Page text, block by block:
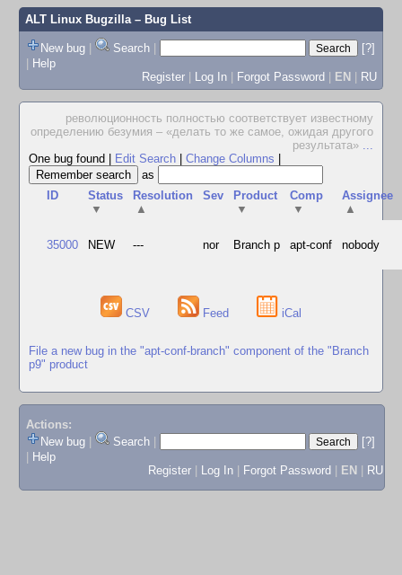
ALT Linux Bugzilla– Bug List
New bug | Search |
[?]
| Help
Register | Log In | Forgot Password | EN | RU
революционность полностью соответствует известному
определению безумия – «делать то же самое, ожидая другого
результата» ...
One bug found
Edit Search Change Columns
as
ID
Status
▼
Resolution
▲
Sev
Product
▼
Comp
▼
Assignee
▲
35000 NEW --- nor Branch p apt-conf nobody
CSV Feed iCal
File a new bug in the "apt-conf-branch" component of the "Branch
p9" product
Actions:
New bug
Search
[?]
Help
Register
Log In Forgot Password EN RU